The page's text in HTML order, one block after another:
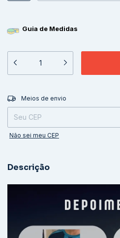
Guia de Medidas
Entregas para o CEP:
Meios de envio
Não sei meu CEP
Descrição